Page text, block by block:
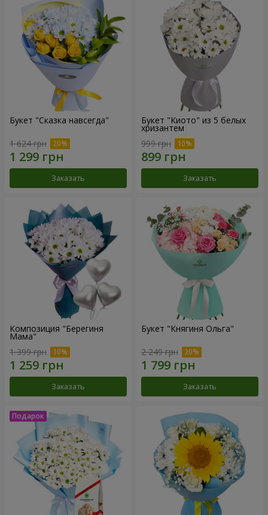
Букет "Сказка навсегда"
1 624 грн
Заказать
Букет "Киото" из 5 белых
хризантем
999 грн
Заказать
Композиция "Берегиня
Мама"
1 399 грн
Заказать
Букет "Княгиня Ольга"
2 249 грн
Заказать